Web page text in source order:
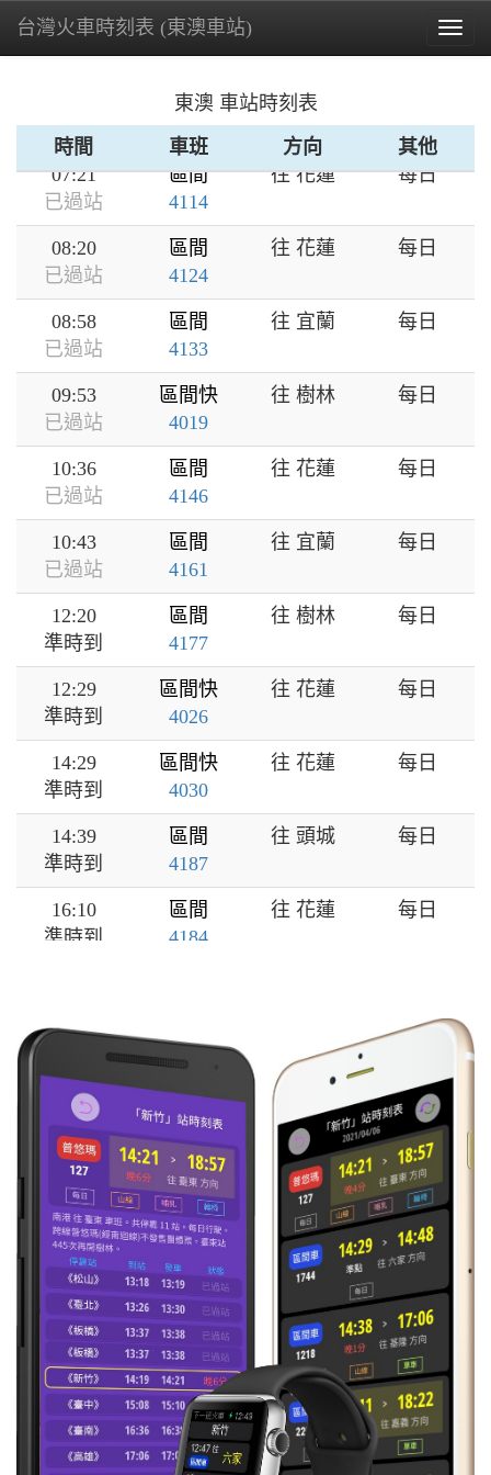
台灣火車時刻表 (東澳車站)
東澳 車站時刻表
時間
車班 方向 其他
06:31
已過站
區間
4516
已過站
區間快
4013
往 樹林
07:21
已過站
區間
4114
往 花蓮 每日
08:20
已過站
區間
4124
往 花蓮 每日
08:58
已過站
區間
4133
往 宜蘭 每日
09:53
已過站
區間快
4019
往 樹林 每日
10:36
已過站
區間
4146
往 花蓮 每日
10:43
已過站
區間
4161
往 宜蘭 每日
12:20
準時到
區間
4177
往 樹林 每日
12:29
準時到
區間快
4026
往 花蓮 每日
14:29
準時到
區間快
4030
往 花蓮 每日
14:39
準時到
區間
4187
往 頭城 每日
16:10
準時到
區間
4184
往 花蓮 每日
準時到
區間
往 宜蘭
17:05
準時到
區間快
4032
往 花蓮 每日
17:33
準時到
區間快
4033
往 宜蘭 每日
18:40
準時到
區間
4206
往 花蓮
19:03
準時到
區間
4227
往 宜蘭 每日
19:34
準時到
區間
4216
往 南澳 每日